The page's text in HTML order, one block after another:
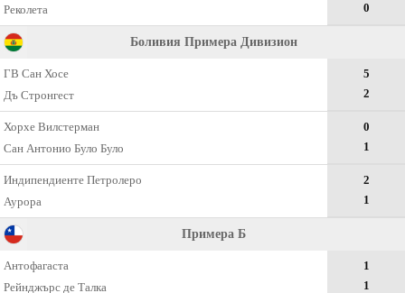
Реколета
0
Боливия Примера Дивизион
ГВ Сан Хосе
Дъ Стронгест
5
2
Хорхе Вилстерман
Сан Антонио Було Було
0
1
Индипендиенте Петролеро
Аурора
2
1
Примера Б
Антофагаста
Рейнджърс де Талка
1
1